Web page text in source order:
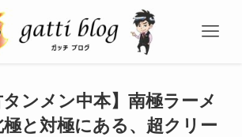
タンメン中本】南極ラーメ
極と対極にある、超クリー